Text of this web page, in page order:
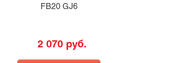
FB20 GJ6
2 070 руб.